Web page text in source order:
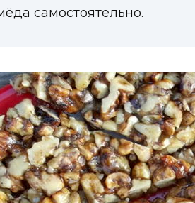
самостоятельно.